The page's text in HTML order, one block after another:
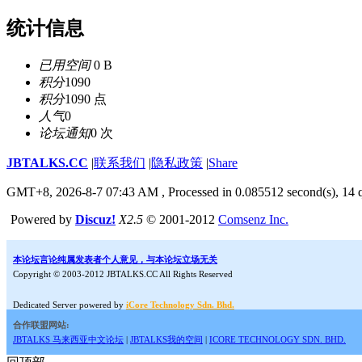
统计信息
已用空间0 B
积分1090
积分1090 点
人气0
论坛通知0 次
JBTALKS.CC |联系我们 |隐私政策 |Share
GMT+8, 2026-8-7 07:43 AM , Processed in 0.085512 second(s), 14
Powered by Discuz! X2.5 © 2001-2012 Comsenz Inc.
本论坛言论纯属发表者个人意见，与本论坛立场无关
Copyright © 2003-2012 JBTALKS.CC All Rights Reserved
Dedicated Server powered by iCore Technology Sdn. Bhd.
合作联盟网站:
JBTALKS 马来西亚中文论坛
JBTALKS我的空间 ICORE TECHNOLOGY SDN. BHD.